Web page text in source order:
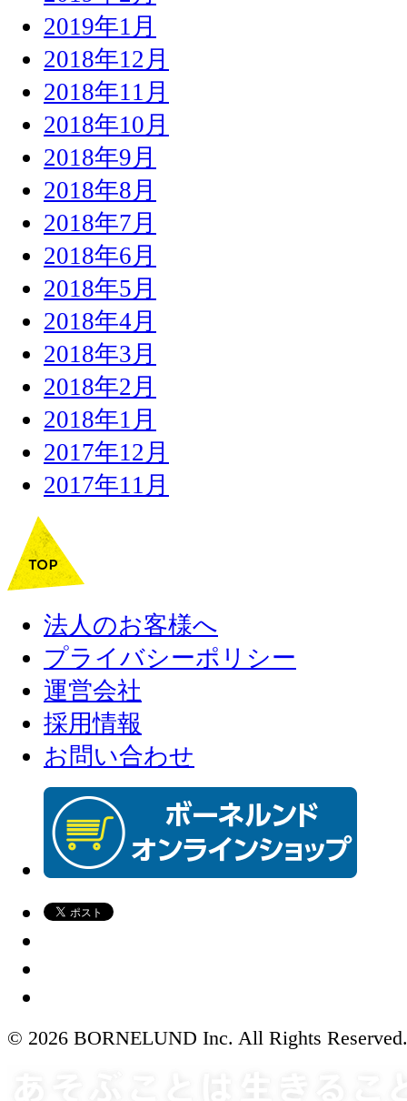
2019年1月
2018年12月
2018年11月
2018年10月
2018年9月
2018年8月
2018年7月
2018年6月
2018年5月
2018年4月
2018年3月
2018年2月
2018年1月
2017年12月
2017年11月
法人のお客様へ
プライバシーポリシー
運営会社
採用情報
お問い合わせ
© 2026 BORNELUND Inc. All Rights Reserved.